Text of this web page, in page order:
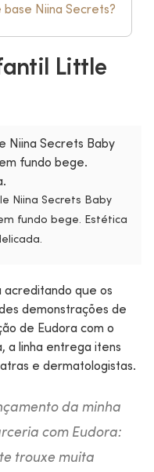
Niina Secrets?
Little
Niina Secrets Baby
fundo bege. Estética
acreditando que os
demonstrações de
de Eudora com o
a linha entrega itens
e dermatologistas.
da minha
com Eudora:
trouxe muita